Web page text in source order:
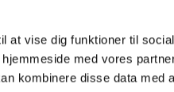
at vise dig funktioner til
med vores
kombinere disse data med